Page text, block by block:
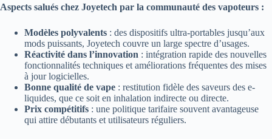
Aspects salués chez Joyetech par la communauté des vapoteurs :
Modèles polyvalents : des dispositifs ultra-portables jusqu’aux
mods puissants, Joyetech couvre un large spectre d’usages.
Réactivité dans l’innovation : intégration rapide des nouvelles
fonctionnalités techniques et améliorations fréquentes des mises
à jour logicielles.
Bonne qualité de vape : restitution fidèle des saveurs des e-
liquides, que ce soit en inhalation indirecte ou directe.
Prix compétitifs : une politique tarifaire souvent avantageuse
qui attire débutants et utilisateurs réguliers.